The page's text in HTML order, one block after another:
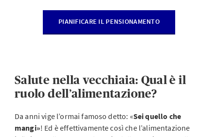
PIANIFICARE IL PENSIONAMENTO
Salute nella vecchiaia: Qual è il
ruolo dell’alimentazione?
Da anni vige l’ormai famoso detto: «Sei quello che
mangi»! Ed è effettivamente così che l’alimentazione